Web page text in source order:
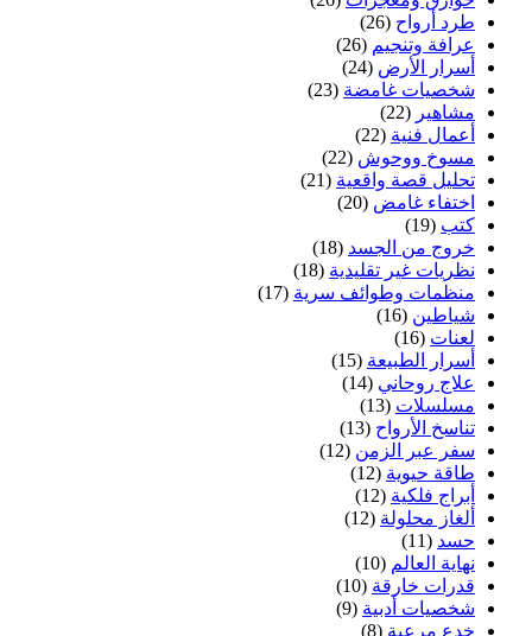
طرد أرواح (26)
عرافة وتنجيم (26)
أسرار الأرض
شخصيات غامضة (23)
مشاهير (22)
أعمال فنية (22)
مسوخ ووحوش (22)
تحليل قصة واقعية (21)
اختفاء غامض (20)
(19)
خروج من الجسد
نظريات غير تقليدية (18)
منظمات وطوائف سرية (17)
شياطين (16)
لعنات
أسرار الطبيعة
(15)
علاج روحاني
مسلسلات (13)
تناسخ الأرواح
سفر عبر الزمن
طاقة حيوية (12)
أبراج فلكية (12)
ألغاز محلولة (12)
(11)
نهاية العالم (10)
قدرات خارقة
شخصيات أدبية (9)
خدع مرعبة (8)